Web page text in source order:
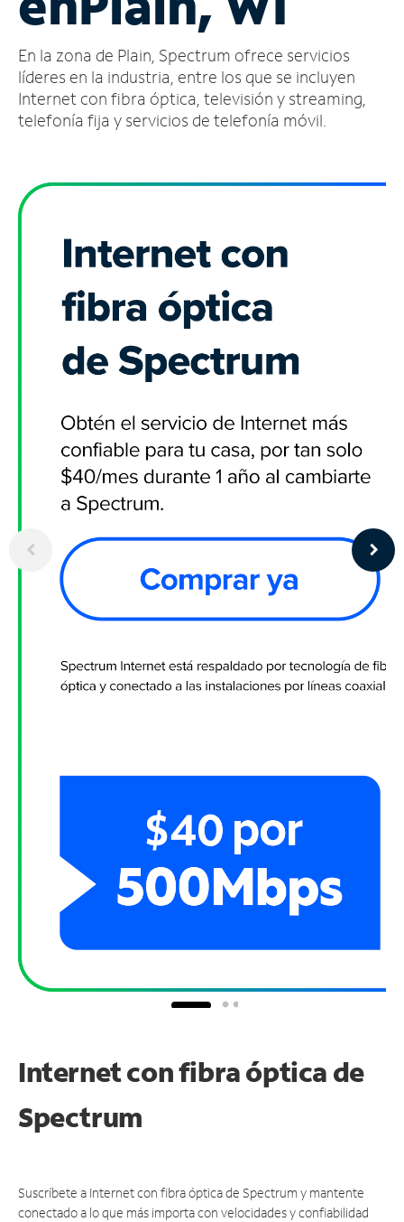
cuenta
Encuentra
una
tienda
En la zona de Plain, Spectrum ofrece servicios
líderes en la industria, entre los que se incluyen
Internet con fibra óptica, televisión y streaming,
telefonía fija y servicios de telefonía móvil.
Internet con fibra óptica de
Spectrum
Suscríbete a Internet con fibra óptica de Spectrum y mantente
conectado a lo que más importa con velocidades y confiabilidad